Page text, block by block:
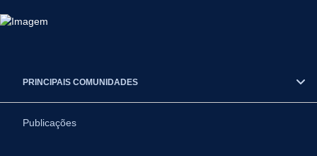
PRINCIPAIS COMUNIDADES
Publicações